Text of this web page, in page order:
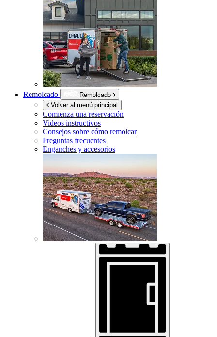
Remolcado
Remolcado
Volver al menú principal
Comienza una reservación
Videos instructivos
Consejos sobre cómo remolcar
Preguntas frecuentes
Enganches y accesorios